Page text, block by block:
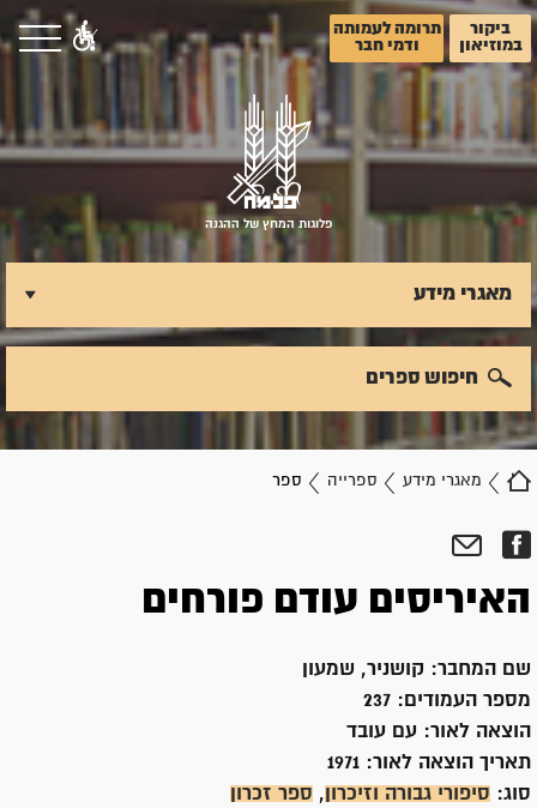
ביקור
במוזיאון
תרומה לעמותה
ודמי חבר
פלוגות המחץ של ההגנה
מאגרי מידע ספרייה ספר
מאגרי מידע
חיפוש ספרים
האיריסים עודם פורחים
שם המחבר: קושניר, שמעון
מספר העמודים: 237
הוצאה לאור: עם עובד
תאריך הוצאה לאור:
סוג: סיפורי גבורה וזיכרון , ספר זכרון